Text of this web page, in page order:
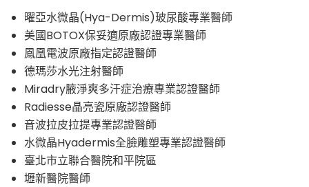
曜亞水微晶(Hya-Dermis)玻尿酸專業醫師
美國BOTOX保妥適原廠認證專業醫師
鳳凰電波原廠指定認證醫師
德瑪莎水光注射醫師
Miradry腋淨爽多汗症治療專業認證醫師
Radiesse晶亮瓷原廠認證醫師
音波拉皮拉提專業認證醫師
水微晶Hyadermis全臉雕塑專業認證醫師
臺北市立聯合醫院和平院區
壢新醫院醫師